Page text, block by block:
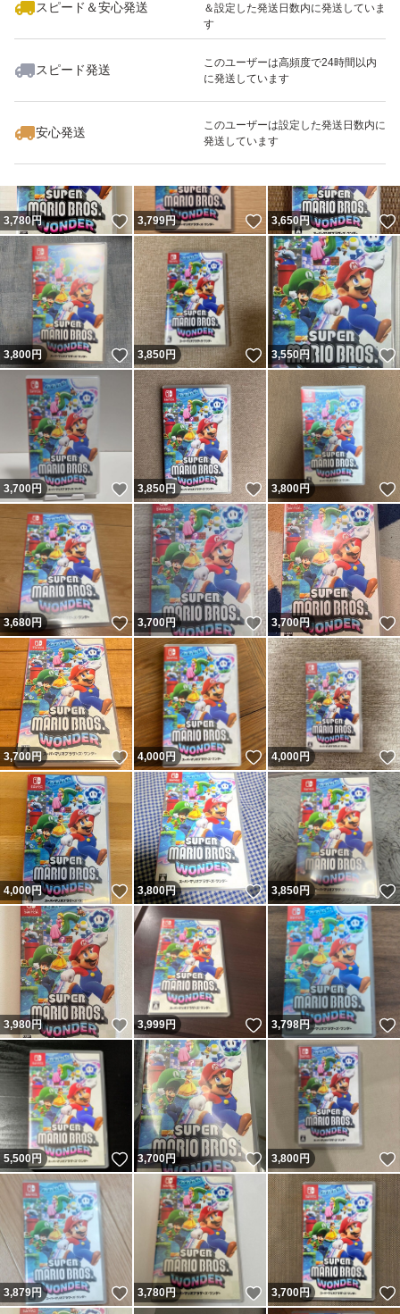
スピード＆安心発送
＆設定した発送日数内に発送していま
す
スピード発送
このユーザーは高頻度で24時間以内
に発送しています
安心発送
このユーザーは設定した発送日数内に
発送しています
いいね！
3,778
3,780円 いいね！
3,799円 いいね！
3,650円
3,800円 いいね！
3,850円 いいね！
3,550円
3,700円 いいね！
3,850円 いいね！
3,800円
3,680円 いいね！
3,700円 いいね！
3,700円
3,700円 いいね！
4,000円 いいね！
4,000円
4,000円 いいね！
3,800円 いいね！
3,850円
3,980円 いいね！
3,999円 いいね！
3,798円
5,500円 いいね！
3,700円 いいね！
3,800円
3,879円 いいね！
3,780円 いいね！
3,700円